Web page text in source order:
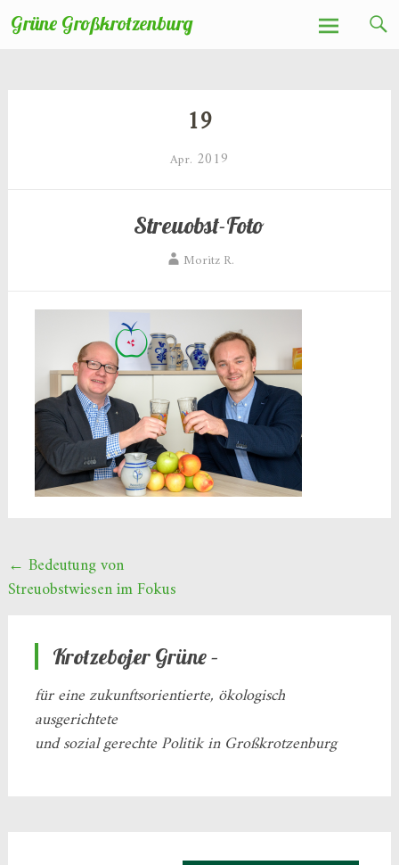
Zum
Inhalt
Grüne Großkrotzenburg
19
Apr. 2019
Streuobst-Foto
Moritz R.
Beitragsnavigation
← Bedeutung von
Streuobstwiesen im Fokus
Krotzebojer Grüne –
für eine zukunftsorientierte, ökologisch
ausgerichtete
und sozial gerechte Politik in Großkrotzenburg